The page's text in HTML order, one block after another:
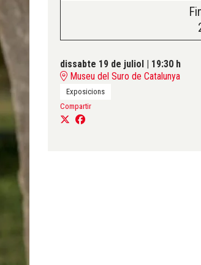
dissabte 19 de juliol | 19:30 h
Museu del Suro de Catalunya
Exposicions
Compartir